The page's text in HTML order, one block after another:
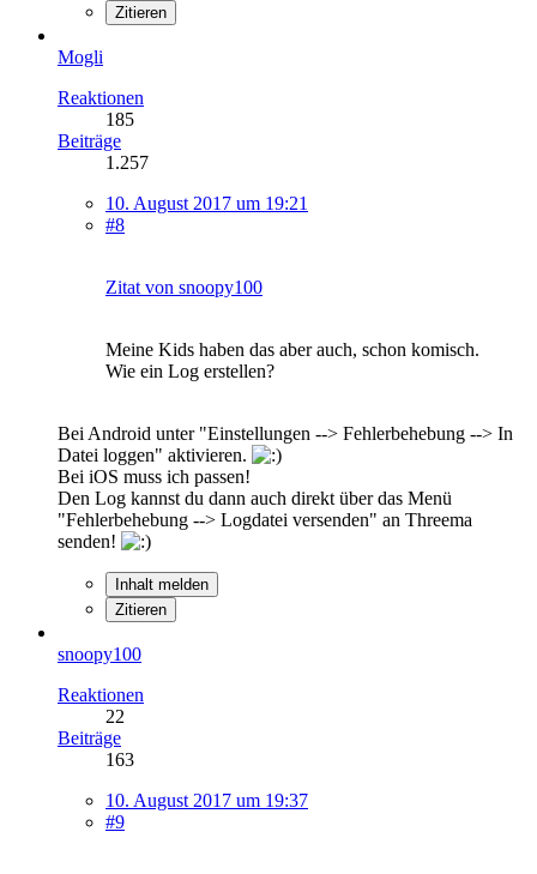
Zitieren
Mogli
Reaktionen
185
Beiträge
1.257
10. August 2017 um 19:21
#8
Zitat von snoopy100
Meine Kids haben das aber auch, schon komisch.
Wie ein Log erstellen?
Bei Android unter "Einstellungen --> Fehlerbehebung --> In
Datei loggen" aktivieren.
Bei iOS muss ich passen!
Den Log kannst du dann auch direkt über das Menü
"Fehlerbehebung --> Logdatei versenden" an Threema
senden!
Inhalt melden
Zitieren
snoopy100
Reaktionen
22
Beiträge
163
10. August 2017 um 19:37
#9